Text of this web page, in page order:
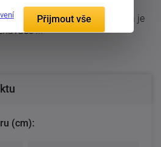
matrace z pružné pěny
pro každý typ matrace a je
...
(cm):
Přijmout vše